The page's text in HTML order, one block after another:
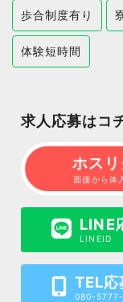
歩合制度有り
体験短時間
求人応募はコ
ホスリ
面接から体
LINE
LINEID
TEL応
080-